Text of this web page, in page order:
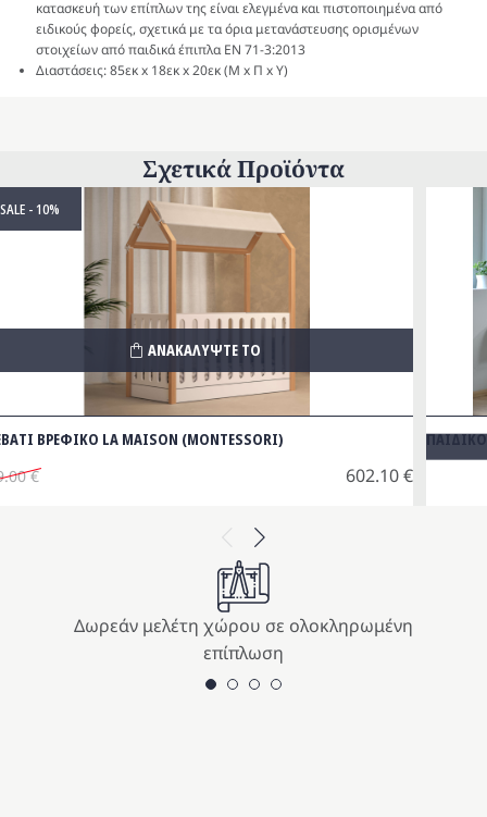
κατασκευή των επίπλων της είναι ελεγμένα και πιστοποιημένα από
ειδικούς φορείς, σχετικά με τα όρια μετανάστευσης ορισμένων
στοιχείων από παιδικά έπιπλα EN 71-3:2013
Διαστάσεις: 85εκ x 18εκ x 20εκ (Μ x Π x Υ)
Σχετικά Προϊόντα
Previous
SALE - 10%
ΒΡΕΦΙΚΟ LA MAISON (MONTESSORI)
€ 602.10€
ΑΝΑΚΑΛΥΨΤΕ ΤΟ
Next
Δωρεάν μελέτη χώρου σε ολοκληρωμένη
επίπλωση